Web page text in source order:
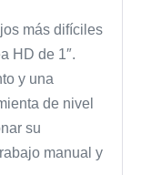
más difíciles
HD de 1″.
y una
de nivel
su
manual y